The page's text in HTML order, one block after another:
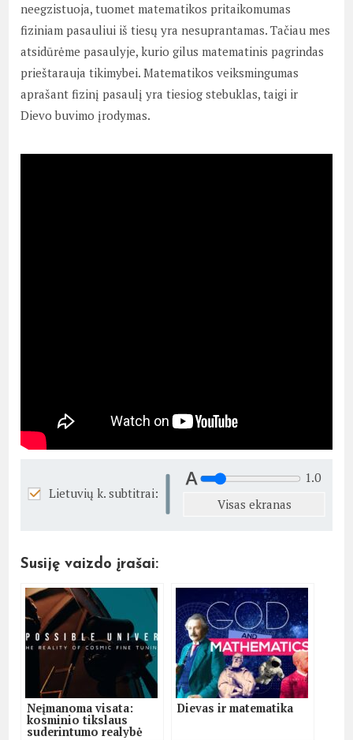
neegzistuoja, tuomet matematikos pritaikomumas
fiziniam pasauliui iš tiesų yra nesuprantamas. Tačiau mes
atsidūrėme pasaulyje, kurio gilus matematinis pagrindas
prieštarauja tikimybei. Matematikos veiksmingumas
aprašant fizinį pasaulį yra tiesiog stebuklas, taigi ir
Dievo buvimo įrodymas.
Lietuvių k. subtitrai:
1.0
Visas ekranas
Susiję vaizdo įrašai:
Neįmanoma visata:
kosminio tikslaus
suderintumo realybė
Dievas ir matematika